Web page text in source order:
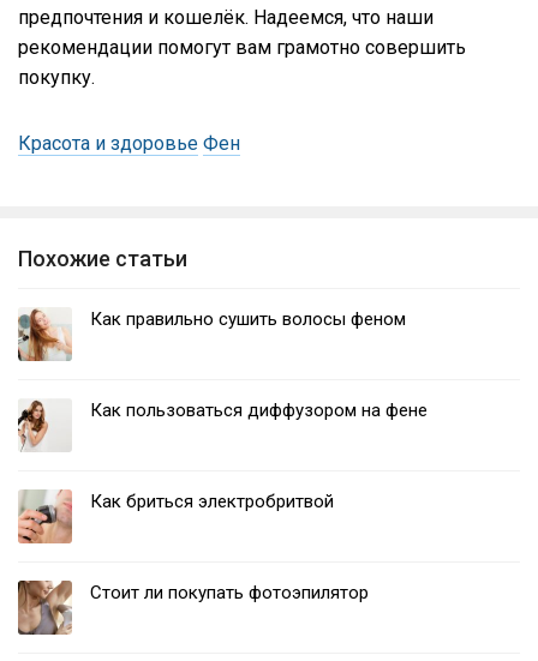
предпочтения и кошелёк. Надеемся, что наши
рекомендации помогут вам грамотно совершить
покупку.
Красота и здоровье Фен
Похожие статьи
Как правильно сушить волосы феном
Как пользоваться диффузором на фене
Как бриться электробритвой
Стоит ли покупать фотоэпилятор